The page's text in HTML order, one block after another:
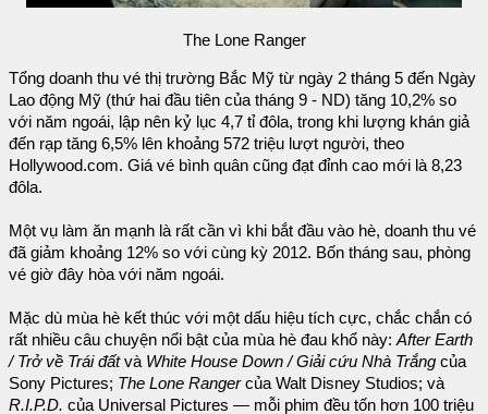
The Lone Ranger
Tổng doanh thu vé thị trường Bắc Mỹ từ ngày 2 tháng 5 đến Ngày
Lao động Mỹ (thứ hai đầu tiên của tháng 9 - ND) tăng 10,2% so
với năm ngoái, lập nên kỷ lục 4,7 tỉ đôla, trong khi lượng khán giả
đến rạp tăng 6,5% lên khoảng 572 triệu lượt người, theo
Hollywood.com. Giá vé bình quân cũng đạt đỉnh cao mới là 8,23
đôla.
Một vụ làm ăn mạnh là rất cần vì khi bắt đầu vào hè, doanh thu vé
đã giảm khoảng 12% so với cùng kỳ 2012. Bốn tháng sau, phòng
vé giờ đây hòa với năm ngoái.
Mặc dù mùa hè kết thúc với một dấu hiệu tích cực, chắc chắn có
rất nhiều câu chuyện nổi bật của mùa hè đau khổ này: After Earth
/ Trở về Trái đấtvà White House Down / Giải cứu Nhà Trắng của
Sony Pictures; The Lone Rangercủa Walt Disney Studios; và
R.I.P.D. của Universal Pictures — mỗi phim đều tốn hơn 100 triệu